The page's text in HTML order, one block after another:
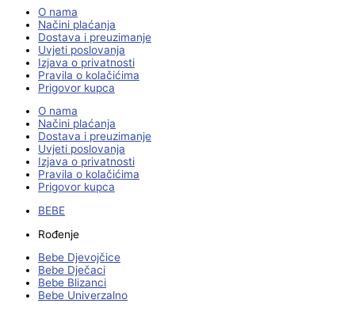
O nama
Načini plaćanja
Dostava i preuzimanje
Uvjeti poslovanja
Izjava o privatnosti
Pravila o kolačićima
Prigovor kupca
O nama
Načini plaćanja
Dostava i preuzimanje
Uvjeti poslovanja
Izjava o privatnosti
Pravila o kolačićima
Prigovor kupca
BEBE
Rođenje
Bebe Djevojčice
Bebe Dječaci
Bebe Blizanci
Bebe Univerzalno